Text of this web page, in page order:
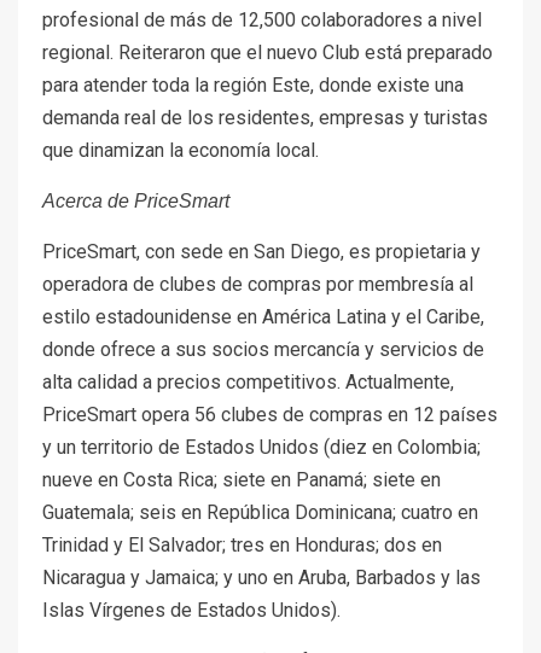
profesional de más de 12,500 colaboradores a nivel
regional. Reiteraron que el nuevo Club está preparado
para atender toda la región Este, donde existe una
demanda real de los residentes, empresas y turistas
que dinamizan la economía local.
Acerca de PriceSmart
PriceSmart, con sede en San Diego, es propietaria y
operadora de clubes de compras por membresía al
estilo estadounidense en América Latina y el Caribe,
donde ofrece a sus socios mercancía y servicios de
alta calidad a precios competitivos. Actualmente,
PriceSmart opera 56 clubes de compras en 12 países
y un territorio de Estados Unidos (diez en Colombia;
nueve en Costa Rica; siete en Panamá; siete en
Guatemala; seis en República Dominicana; cuatro en
Trinidad y El Salvador; tres en Honduras; dos en
Nicaragua y Jamaica; y uno en Aruba, Barbados y las
Islas Vírgenes de Estados Unidos).